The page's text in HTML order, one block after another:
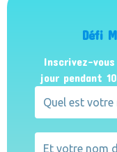
Défi
Inscrivez-
jour pendant